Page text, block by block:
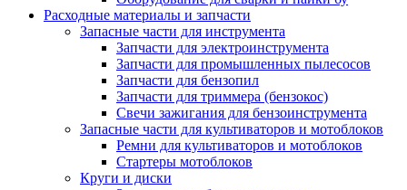
Расходные материалы и запчасти
Запасные части для инструмента
Запчасти для электроинструмента
Запчасти для промышленных пылесосов
Запчасти для бензопил
Запчасти для триммера (бензокос)
Свечи зажигания для бензоинструмента
Запасные части для культиваторов и мотоблоков
Ремни для культиваторов и мотоблоков
Стартеры мотоблоков
Круги и диски